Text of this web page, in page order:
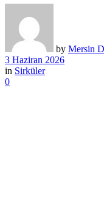
by Mersin
3 Haziran 2026
in Sirküler
0